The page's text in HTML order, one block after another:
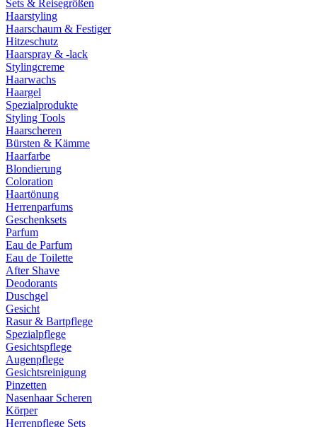
Sets & Reisegrößen
Haarstyling
Haarschaum & Festiger
Hitzeschutz
Haarspray & -lack
Stylingcreme
Haarwachs
Haargel
Spezialprodukte
Styling Tools
Haarscheren
Bürsten & Kämme
Haarfarbe
Blondierung
Coloration
Haartönung
Herrenparfums
Geschenksets
Parfum
Eau de Parfum
Eau de Toilette
After Shave
Deodorants
Duschgel
Gesicht
Rasur & Bartpflege
Spezialpflege
Gesichtspflege
Augenpflege
Gesichtsreinigung
Pinzetten
Nasenhaar Scheren
Körper
Herrenpflege Sets